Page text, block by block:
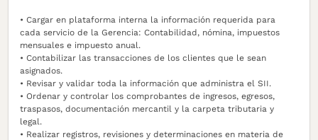
• Cargar en plataforma interna la información requerida para
cada servicio de la Gerencia: Contabilidad, nómina, impuestos
mensuales e impuesto anual.
• Contabilizar las transacciones de los clientes que le sean
asignados.
• Revisar y validar toda la información que administra el SII.
• Ordenar y controlar los comprobantes de ingresos, egresos,
traspasos, documentación mercantil y la carpeta tributaria y
legal.
• Realizar registros, revisiones y determinaciones en materia de